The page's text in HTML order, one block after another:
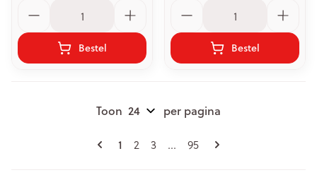
Bestel Bestel
Pagina's
U lees momenteel pagina
1 Pagina
2 Pagina
3 ... Pagina
95
Toon per pagina